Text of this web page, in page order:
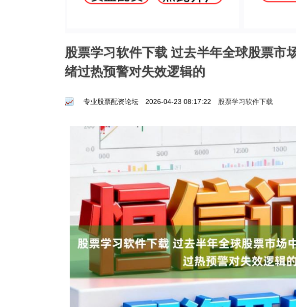
股票学习软件下载 过去半年全球股票市
绪过热预警对失效逻辑的
专业股票配资论坛 2026-04-23 08:17:22 股票学习软件下载